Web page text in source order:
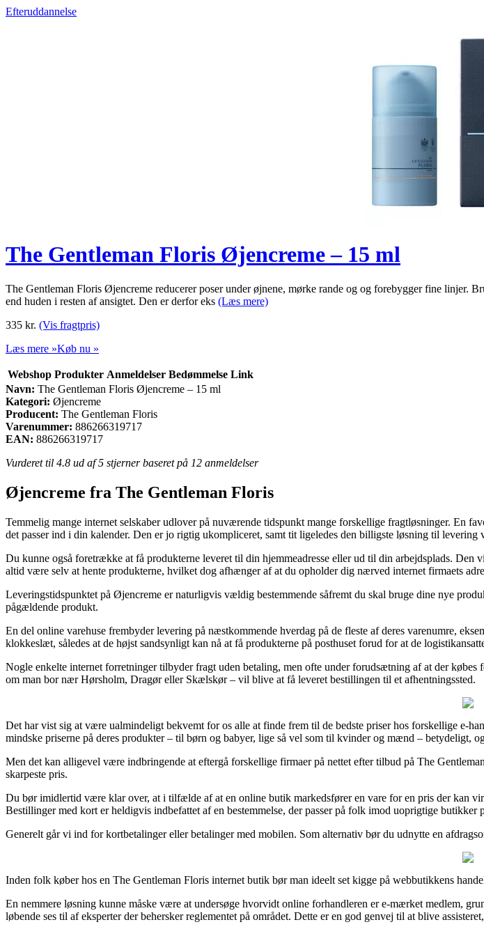
Efteruddannelse
The Gentleman Floris Øjencreme – 15 ml
The Gentleman Floris Øjencreme reducerer poser under øjnene, mørke rande og og forebygger fine linjer.
end huden i resten af ansigtet. Den er derfor eks (Læs mere)
335 kr. (Vis fragtpris)
Læs mere »Køb nu »
Webshop Produkter Anmeldelser Bedømmelse Link
Navn: The Gentleman Floris Øjencreme – 15 ml
Kategori: Øjencreme
Producent: The Gentleman Floris
Varenummer: 886266319717
EAN: 886266319717
Vurderet til 4.8 ud af 5 stjerner baseret på 12 anmeldelser
Øjencreme fra The Gentleman Floris
Temmelig mange internet selskaber udlover på nuværende tidspunkt mange forskellige fragtløsninger. En
det passer ind i din kalender. Den er jo rigtig ukompliceret, samt tit ligeledes den billigste løsning til
Du kunne også foretrække at få produkterne leveret til din hjemmeadresse eller ud til din arbejdsplads.
altid være selv at hente produkterne, hvilket dog afhænger af at du opholder dig nærved internet firmaets
Leveringstidspunktet på Øjencreme er naturligvis vældig bestemmende såfremt du skal bruge dine nye
pågældende produkt.
En del online varehuse frembyder levering på næstkommende hverdag på de fleste af deres varenumre,
klokkeslæt, således at de højst sandsynligt kan nå at få produkterne på posthuset forud for at de
Nogle enkelte internet forretninger tilbyder fragt uden betaling, men ofte under forudsætning af at der købes
om man bor nær Hørsholm, Dragør eller Skælskør – vil blive at få leveret bestillingen til et afhentningssted.
Det har vist sig at være ualmindeligt bekvemt for os alle at finde frem til de bedste priser hos forskellige e-
mindske priserne på deres produkter – til børn og babyer, lige så vel som til kvinder og mænd – betydeligt,
Men det kan alligevel være indbringende at eftergå forskellige firmaer på nettet efter tilbud på The
skarpeste pris.
Du bør imidlertid være klar over, at i tilfælde af at en online butik markedsfører en vare for en pris der kan
Bestillinger med kort er heldigvis indbefattet af en bestemmelse, der passer på folk imod uoprigtige butikker
Generelt går vi ind for kortbetalinger eller betalinger med mobilen. Som alternativ bør du udnytte en
Inden folk køber hos en The Gentleman Floris internet butik bør man ideelt set kigge på webbutikkens
En nemmere løsning kunne måske være at undersøge hvorvidt online forhandleren er e-mærket medlem,
løbende ses til af eksperter der behersker reglementet på området. Dette er en god genvej til at blive